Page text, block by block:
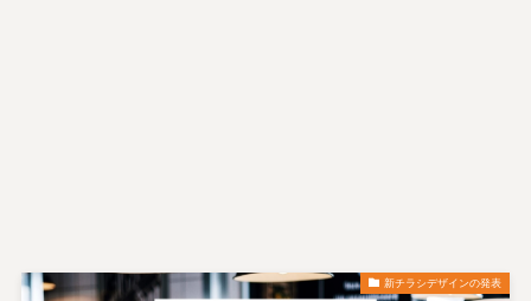
新チラシデザインの発表